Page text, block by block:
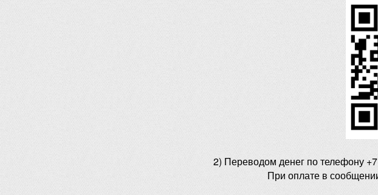
2) Переводом денег по телефону
При оплате в